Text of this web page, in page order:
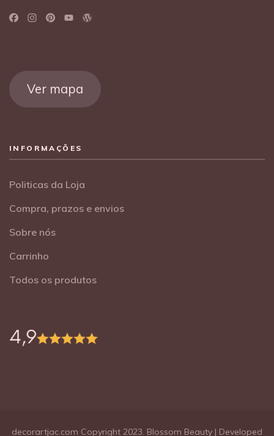
Ver mapa
INFORMAÇÕES
Politicas da Loja
Compra, prazos e envios
Sobre nós
Carrinho
Todos os produtos
decorartjac.com Copyright 2023. Blossom Beauty | Developed